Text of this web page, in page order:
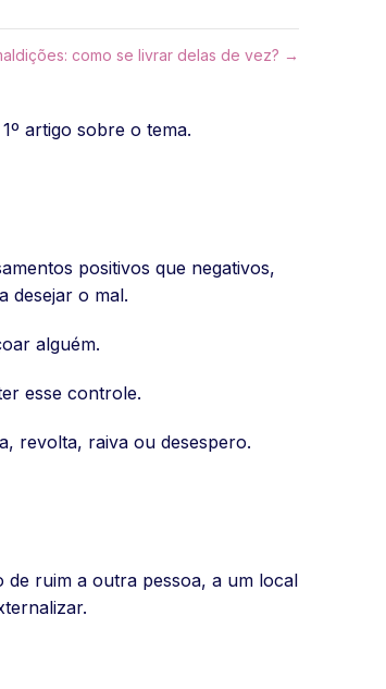
como se livrar delas de vez? →
artigo sobre o tema.
positivos que negativos,
desejar o mal.
alguém.
esse controle.
revolta, raiva ou desespero.
de ruim a outra pessoa, a um local